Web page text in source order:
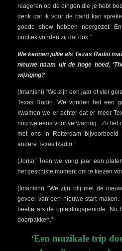
reageren op de dingen die je hebt
denk dat ik voor de band kan
goede show hebben neergezet.
publiek vonden zij dat ook.”
We kennen jullie als Texas Radio
nieuwe naam uit de hoge hoed,
wijziging?
(Imanishi) “We zijn een jaar of vier
Texas Radio. We vonden het een
kwamen we er achter dat er meer
nog weleens voor verwarring. Zo liet
met ons in Rotterdam
andere Texas Radio.“
(Joris)”Toen we vorig jaar een
het geschikte moment om te kiezen
(Imanishi) “We zijn blij met de
gevoel van een nieuwe start maken.
beetje als de opleidingsperiode. Nu
doorpakken.”
‘Een muzikale trip